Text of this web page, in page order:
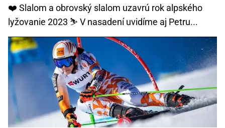
❤️ Slalom a obrovský slalom uzavrú rok alpského
lyžovanie 2023 ⛷ V nasadení uvidíme aj Petru...